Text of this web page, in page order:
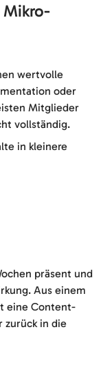
wertvolle
oder
Mitglieder
vollständig.
in kleinere
präsent und
Aus einem
eine Content-
zurück in die